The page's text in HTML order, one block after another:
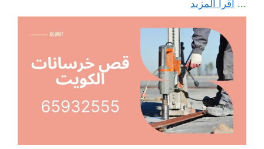
... اقرأ المزيد